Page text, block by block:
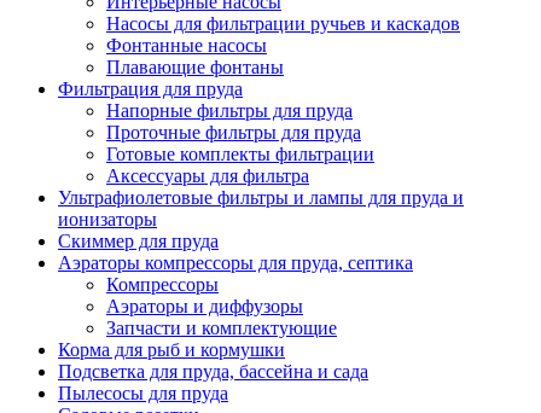
Насосы для фильтрации ручьев и каскадов
Фонтанные насосы
Плавающие фонтаны
Фильтрация для пруда
Напорные фильтры для пруда
Проточные фильтры для пруда
Готовые комплекты фильтрации
Аксессуары для фильтра
Ультрафиолетовые фильтры и лампы для пруда и
ионизаторы
Скиммер для пруда
Аэраторы компрессоры для пруда, септика
Компрессоры
Аэраторы и диффузоры
Запчасти и комплектующие
Корма для рыб и кормушки
Подсветка для пруда, бассейна и сада
Пылесосы для пруда